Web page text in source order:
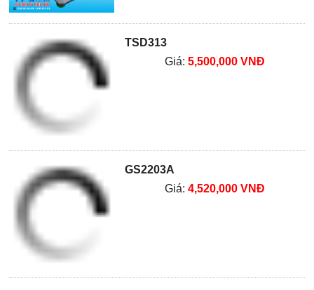
TSD313
Giá: 5,500,000 VNĐ
GS2203A
Giá: 4,520,000 VNĐ